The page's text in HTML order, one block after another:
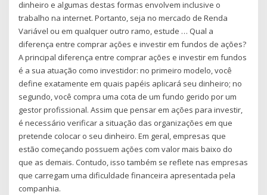
dinheiro e algumas destas formas envolvem inclusive o
trabalho na internet. Portanto, seja no mercado de Renda
Variável ou em qualquer outro ramo, estude … Qual a
diferença entre comprar ações e investir em fundos de ações?
A principal diferença entre comprar ações e investir em fundos
é a sua atuação como investidor: no primeiro modelo, você
define exatamente em quais papéis aplicará seu dinheiro; no
segundo, você compra uma cota de um fundo gerido por um
gestor profissional. Assim que pensar em ações para investir,
é necessário verificar a situação das organizações em que
pretende colocar o seu dinheiro. Em geral, empresas que
estão começando possuem ações com valor mais baixo do
que as demais. Contudo, isso também se reflete nas empresas
que carregam uma dificuldade financeira apresentada pela
companhia.